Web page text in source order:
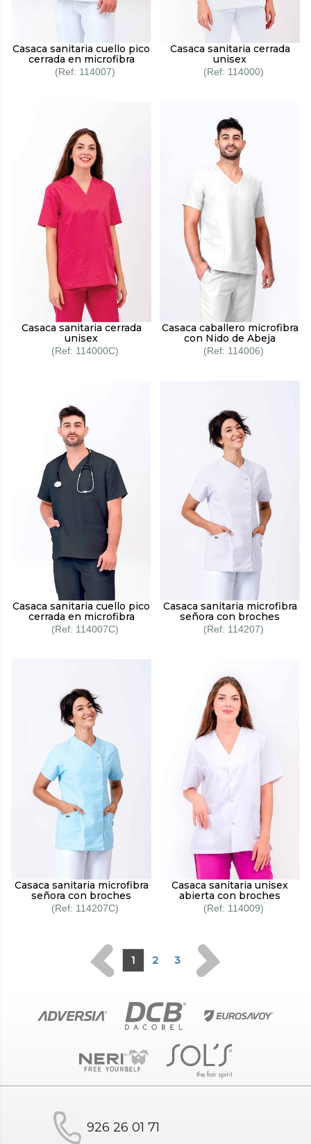
Casaca sanitaria cuello pico
cerrada en microfibra
114007
Casaca sanitaria cerrada
unisex
114000
Casaca sanitaria cerrada
unisex
114000C
Casaca caballero microfibra
con Nido de Abeja
114006
Casaca sanitaria cuello pico
cerrada en microfibra
114007C
Casaca sanitaria microfibra
señora con broches
114207
Casaca sanitaria microfibra
señora con broches
114207C
Casaca sanitaria unisex
abierta con broches
114009
1 2 3
926 26 01 71